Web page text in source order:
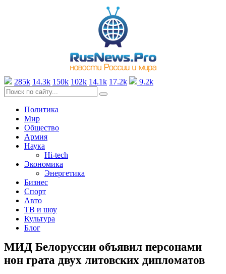
285k 14.3k 150k 102k 14.1k 17.2k 9.2k
Политика
Мир
Общество
Армия
Наука
Hi-tech
Экономика
Энергетика
Бизнес
Спорт
Авто
ТВ и шоу
Культура
Блог
МИД Белоруссии объявил персонами
нон грата двух литовских дипломатов